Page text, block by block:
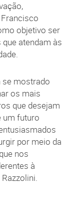
objetivo ser
atendam às
se mostrado
os mais
que desejam
um futuro
por meio da
nos
à